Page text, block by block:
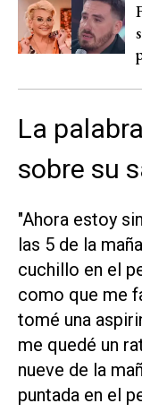
La
sobre su
"Ahora estoy
las 5 de la
cuchillo en el
como que me
tomé una
me quedé un
nueve de la
puntada en el